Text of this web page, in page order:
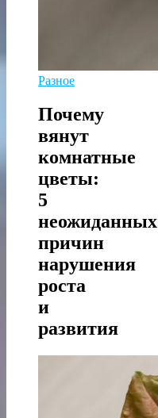
Разное
Почему
вянут
комнатные
цветы:
5
неожиданных
причин
нарушения
роста
и
развития